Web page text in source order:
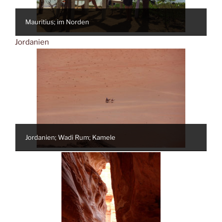
Mauritius; im Norden
Jordanien
Jordanien; Wadi Rum; Kamele